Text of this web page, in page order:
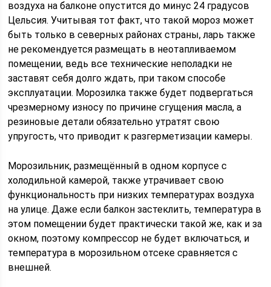
воздуха на балконе опустится до минус 24 градусов
Цельсия. Учитывая тот факт, что такой мороз может
быть только в северных районах страны, ларь также
не рекомендуется размещать в неотапливаемом
помещении, ведь все технические неполадки не
заставят себя долго ждать, при таком способе
эксплуатации. Морозилка также будет подвергаться
чрезмерному износу по причине сгущения масла, а
резиновые детали обязательно утратят свою
упругость, что приводит к разгерметизации камеры.
Морозильник, размещённый в одном корпусе с
холодильной камерой, также утрачивает свою
функциональность при низких температурах воздуха
на улице. Даже если балкон застеклить, температура в
этом помещении будет практически такой же, как и за
окном, поэтому компрессор не будет включаться, и
температура в морозильном отсеке сравняется с
внешней.